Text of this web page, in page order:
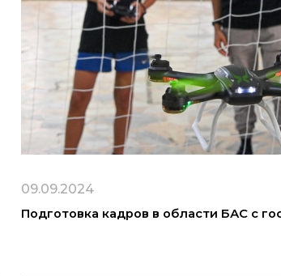
09.09.2024
Подготовка кадров в области БАС с